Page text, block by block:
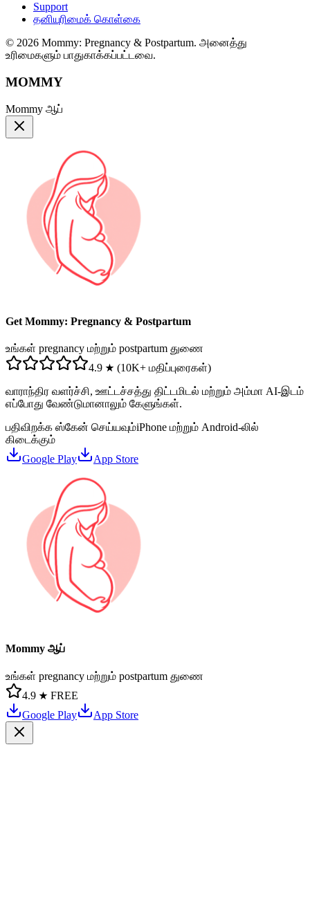
Support
தனியுரிமைக் கொள்கை
© 2026 Mommy: Pregnancy & Postpartum. அனைத்து
உரிமைகளும் பாதுகாக்கப்பட்டவை.
MOMMY
Mommy ஆப்
Get Mommy: Pregnancy & Postpartum
உங்கள் pregnancy மற்றும் postpartum துணை
4.9 ★ (10K+ மதிப்புரைகள்)
வாராந்திர வளர்ச்சி, ஊட்டச்சத்து திட்டமிடல் மற்றும் அம்மா AI-இடம்
எப்போது வேண்டுமானாலும் கேளுங்கள்.
பதிவிறக்க ஸ்கேன் செய்யவும்iPhone மற்றும் Android-லில்
கிடைக்கும்
Google Play
App Store
Mommy ஆப்
உங்கள் pregnancy மற்றும் postpartum துணை
4.9 ★ FREE
Google Play
App Store